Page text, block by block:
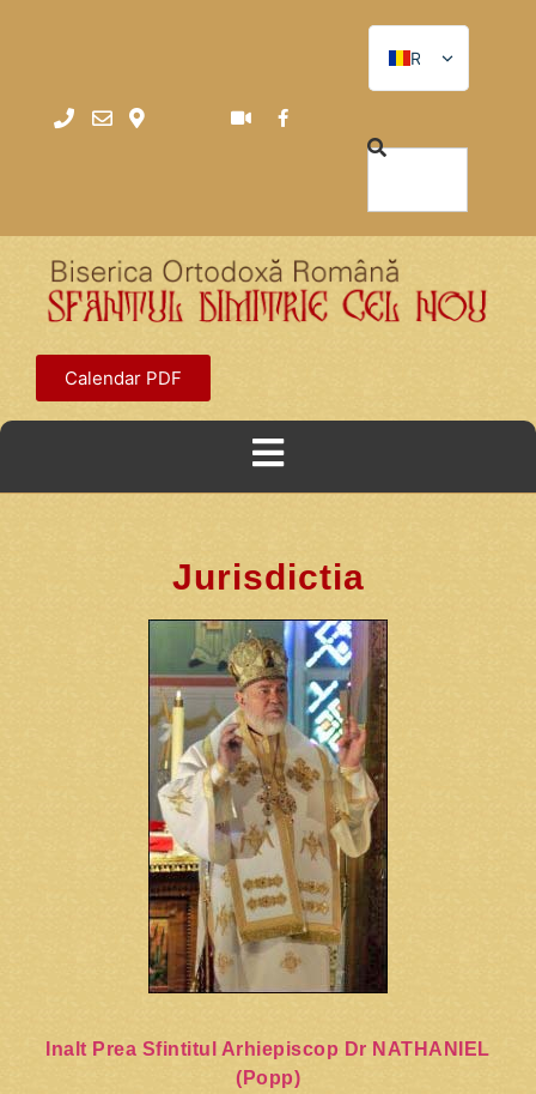
EN
Calendar PDF
Jurisdictia
Inalt Prea Sfintitul Arhiepiscop Dr NATHANIEL
(Popp)